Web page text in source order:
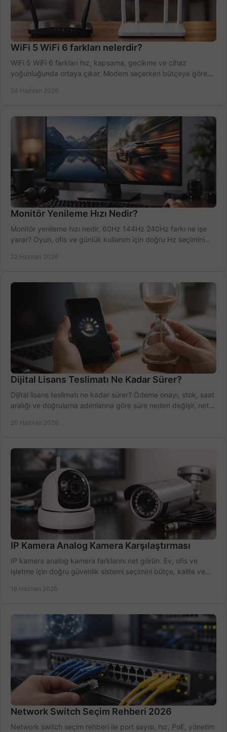
WiFi 5 WiFi 6 farkları nelerdir?
WiFi 5 WiFi 6 farkları hız, kapsama, gecikme ve cihaz
yoğunluğunda ortaya çıkar. Modem seçerken bütçeye göre
24 Haziran 2026
Monitör Yenileme Hızı Nedir?
Monitör yenileme hızı nedir, 60Hz 144Hz 240Hz farkı ne işe
yarar? Oyun, ofis ve günlük kullanım için doğru Hz seçimini
22 Haziran 2026
Dijital Lisans Teslimatı Ne Kadar Sürer?
Dijital lisans teslimatı ne kadar sürer? Ödeme onayı, stok, saat
aralığı ve doğrulama adımlarına göre süre neden değişir, net
20 Haziran 2026
IP Kamera Analog Kamera Karşılaştırması
IP kamera analog kamera farklarını net görün. Ev, ofis ve
işletme için doğru güvenlik sistemi seçimini bütçe, kalite ve
18 Haziran 2026
Network Switch Seçim Rehberi 2026
Network switch seçim rehberi ile port sayısı, hız, PoE, yönetim